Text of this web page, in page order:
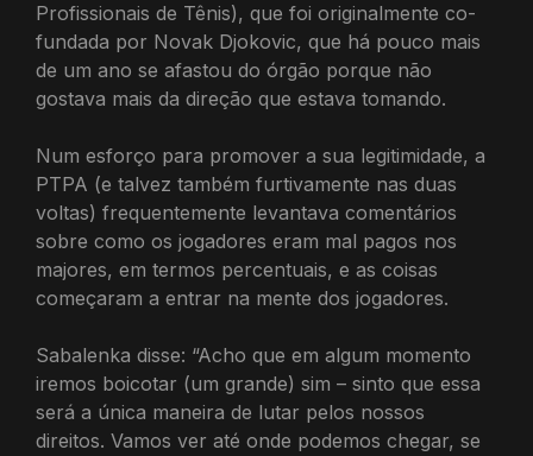
Profissionais de Tênis), que foi originalmente co-
fundada por Novak Djokovic, que há pouco mais
de um ano se afastou do órgão porque não
gostava mais da direção que estava tomando.
Num esforço para promover a sua legitimidade, a
PTPA (e talvez também furtivamente nas duas
voltas) frequentemente levantava comentários
sobre como os jogadores eram mal pagos nos
majores, em termos percentuais, e as coisas
começaram a entrar na mente dos jogadores.
Sabalenka disse: “Acho que em algum momento
iremos boicotar (um grande) sim – sinto que essa
será a única maneira de lutar pelos nossos
direitos. Vamos ver até onde podemos chegar, se